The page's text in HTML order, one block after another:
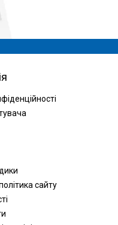
сайту